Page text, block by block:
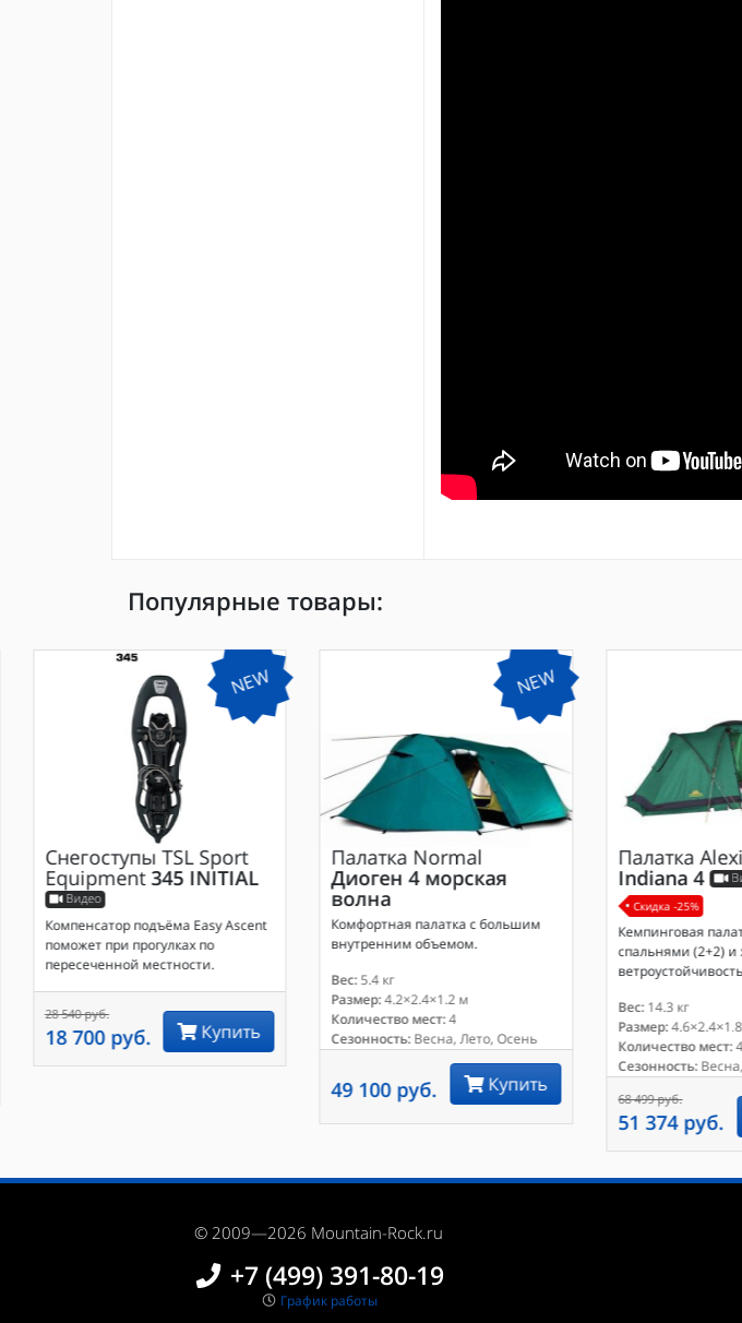
Популярные товары:
NEW
Снегоступы TSL Sport
Equipment 345 INITIAL
Видео
Компенсатор подъёма Easy Ascent
поможет при прогулках по
пересеченной местности.
28 540 руб.
18 700 руб. Купить
NEW
Палатка Normal
Диоген 4 морская
волна
Комфортная палатка с большим
внутренним объемом.
Вес:5.4 кг
Размер:4.2×2.4×1.2 м
Количество мест:4
Сезонность:Весна, Лето, Осень
49 100 руб. Купить
Палатка
Indiana 4
Скидка -25%
Кемпинговая
спальнями (2+2)
Вес:14.3 кг
Размер:
Количество мест:
Сезонность:
68 499 руб.
51 374 руб.
© 2009—2026 Mountain-Rock.ru
+7 (499) 391-80-19
График работы